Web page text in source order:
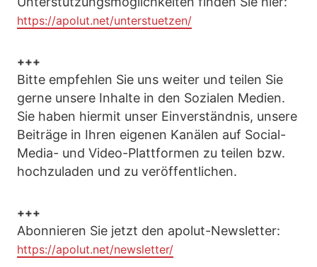
https://apolut.net/unterstuetzen/
+++
Bitte empfehlen Sie uns weiter und teilen Sie
gerne unsere Inhalte in den Sozialen Medien.
Sie haben hiermit unser Einverständnis, unsere
Beiträge in Ihren eigenen Kanälen auf Social-
Media- und Video-Plattformen zu teilen bzw.
hochzuladen und zu veröffentlichen.
+++
Abonnieren Sie jetzt den apolut-Newsletter:
https://apolut.net/newsletter/